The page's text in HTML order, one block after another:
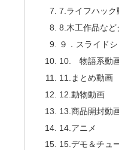
7.ライフハック
8.木工作品な
９．スライド
10. 物語系動
11.まとめ動画
12.動物動画
13.商品開封動
14.アニメ
15.デモ＆チュ